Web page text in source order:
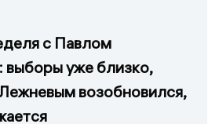
с Павлом
уже близко,
возобновился,